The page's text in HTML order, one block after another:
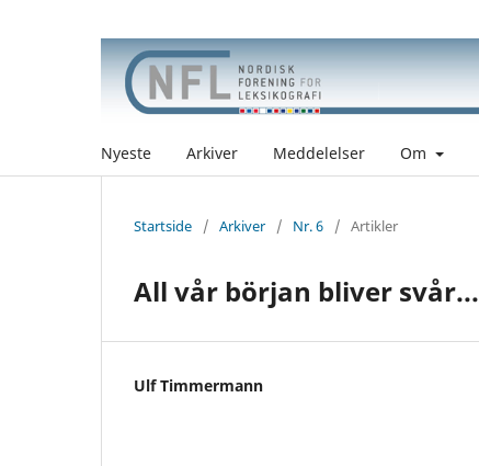
Nyeste Arkiver Meddelelser Om
Startside / Arkiver / Nr. 6 / Artikler
All vår början bliver
Ulf Timmermann